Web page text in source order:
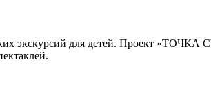
экскурсий для детей. Проект